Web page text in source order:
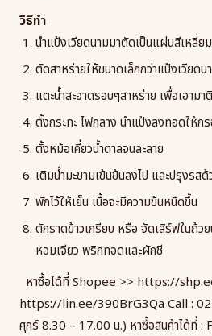
วิธีทำ
นำแป้งเวียดนามมาตัดเป็นแผ่นสีเหลี่ย
ตัดสาหร่ายให้ขนาดเล็กกว่าแป้งเวียดน
แตะน้ำสะอาดรอบๆสาหร่าย เพื่อเอาม
ตั้งกระทะ ไฟกลาง นำแป้งลงทอดให้ก
ตั้งหม้อเคี่ยวน้ำตาลจนละลาย
เติมน้ำมะขามเข้นข้นลงไป และปรุงรส
พักไว้ให้เย็น เนื้อจะมีความข้นหนืดขึ้น
ตักราดข้าวเกรียบ หรือ จัดเสิร์ฟในถ้ว
หอมเจียว พริกทอดและผักชี
หาซื้อได้ที่ Shopee >> https://
https://lin.ee/390BrG3Qa Call :
ศุกร์ 8.30 – 17.00 น.) หาซื้อสินค้าได้ที่